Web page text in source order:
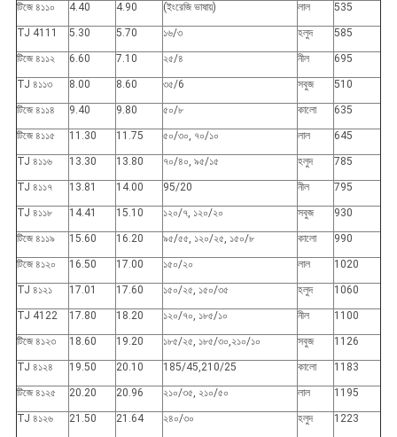
টিজে ৪১১০
4.40 4.90 (ইংরেজি ভাষায়) লাল 535
TJ 4111 5.30 5.70 ১৬/৩ হলুদ 585
টিজে ৪১১২ 6.60 7.10 ২৫/৪ নীল 695
TJ ৪১১৩ 8.00 8.60 ৩৫/6 সবুজ 510
টিজে ৪১১৪ 9.40 9.80 ৫০/৮ কালো 635
টিজে ৪১১৫ 11.30 11.75 ৫০/৩০, ৭০/১০ লাল 645
TJ ৪১১৬ 13.30 13.80 ৭০/৪০, ৯৫/১৫ হলুদ 785
TJ ৪১১৭ 13.81 14.00 95/20 নীল 795
TJ ৪১১৮ 14.41 15.10 ১২০/৭, ১২০/২০ সবুজ 930
টিজে ৪১১৯ 15.60 16.20 ৯৫/৫৫, ১২০/২৫, ১৫০/৮ কালো 990
টিজে ৪১২০ 16.50 17.00 ১৫০/২০ লাল 1020
TJ ৪১২১ 17.01 17.60 ১৫০/২৫, ১৫০/৩৫ হলুদ 1060
TJ 4122 17.80 18.20 ১২০/৭০, ১৮৫/১০ নীল 1100
টিজে ৪১২৩ 18.60 19.20 ১৮৫/২৫, ১৮৫/৩০,২১০/১০ সবুজ 1126
TJ ৪১২৪ 19.50 20.10 185/45,210/25 কালো 1183
টিজে ৪১২৫ 20.20 20.96 ২১০/৩৫, ২১০/৫০ লাল 1195
TJ ৪১২৬ 21.50 21.64 ২৪০/৩০ হলুদ 1223